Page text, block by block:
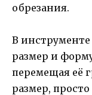
обрезания.
В
размер и
перемещая её
размер,